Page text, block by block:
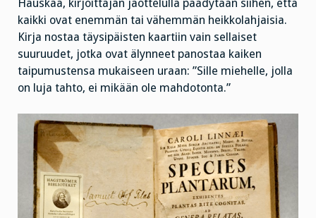
Hauskaa, kirjoittajan jaottelulla päädytään siihen, että
kaikki ovat enemmän tai vähemmän heikkolahjaisia.
Kirja nostaa täysipäisten kaartiin vain sellaiset
suuruudet, jotka ovat älynneet panostaa kaiken
taipumustensa mukaiseen uraan: ”Sille miehelle, jolla
on luja tahto, ei mikään ole mahdotonta.”